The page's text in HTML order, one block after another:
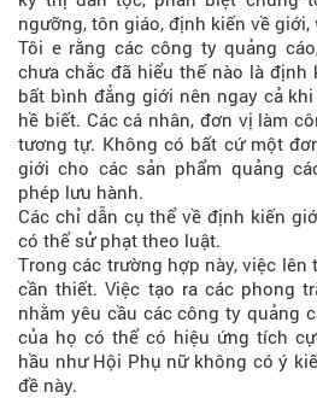
ngưỡng, tôn giáo, định kiến về giới,
Tôi e rằng các công ty quảng
chưa chắc đã hiểu thế nào là định
bất bình đẳng giới nên ngay cả
hề biết. Các cá nhân, đơn vị làm
tương tự. Không có bất cứ một
giới cho các sản phẩm quảng
phép lưu hành.
Các chỉ dẫn cụ thể về định kiến
có thể sử phạt theo luật.
Trong các trường hợp này, việc lên
cần thiết. Việc tạo ra các phong
nhằm yêu cầu các công ty quảng
của họ có thể có hiệu ứng tích
hầu như Hội Phụ nữ không có ý
đề này.